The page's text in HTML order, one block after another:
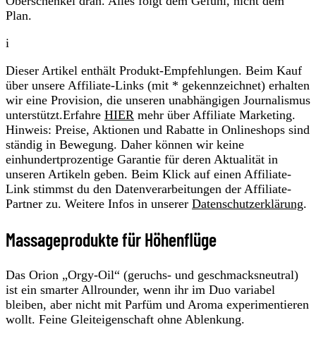
Plan.
i
Dieser Artikel enthält Produkt-Empfehlungen. Beim Kauf
über unsere Affiliate-Links (mit * gekennzeichnet) erhalten
wir eine Provision, die unseren unabhängigen Journalismus
unterstützt.Erfahre HIER mehr über Affiliate Marketing.
Hinweis: Preise, Aktionen und Rabatte in Onlineshops sind
ständig in Bewegung. Daher können wir keine
einhundertprozentige Garantie für deren Aktualität in
unseren Artikeln geben. Beim Klick auf einen Affiliate-
Link stimmst du den Datenverarbeitungen der Affiliate-
Partner zu. Weitere Infos in unserer Datenschutzerklärung.
Massageprodukte für Höhenflüge
Das Orion „Orgy‑Oil“ (geruchs‑ und geschmacksneutral)
ist ein smarter Allrounder, wenn ihr im Duo variabel
bleiben, aber nicht mit Parfüm und Aroma experimentieren
wollt. Feine Gleiteigenschaft ohne Ablenkung.